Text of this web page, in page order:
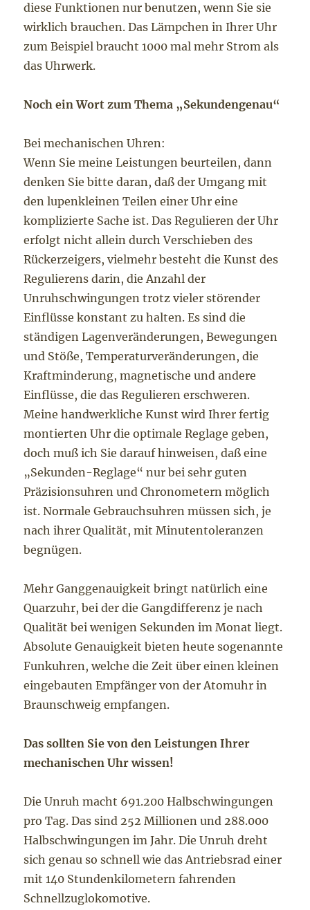
diese Funktionen nur benutzen, wenn Sie sie
wirklich brauchen. Das Lämpchen in Ihrer Uhr
zum Beispiel braucht 1000 mal mehr Strom als
das Uhrwerk.
Noch ein Wort zum Thema „Sekundengenau“
Bei mechanischen Uhren:
Wenn Sie meine Leistungen beurteilen, dann
denken Sie bitte daran, daß der Umgang mit
den lupenkleinen Teilen einer Uhr eine
komplizierte Sache ist. Das Regulieren der Uhr
erfolgt nicht allein durch Verschieben des
Rückerzeigers, vielmehr besteht die Kunst des
Regulierens darin, die Anzahl der
Unruhschwingungen trotz vieler störender
Einflüsse konstant zu halten. Es sind die
ständigen Lagenveränderungen, Bewegungen
und Stöße, Temperaturveränderungen, die
Kraftminderung, magnetische und andere
Einflüsse, die das Regulieren erschweren.
Meine handwerkliche Kunst wird Ihrer fertig
montierten Uhr die optimale Reglage geben,
doch muß ich Sie darauf hinweisen, daß eine
„Sekunden-Reglage“ nur bei sehr guten
Präzisionsuhren und Chronometern möglich
ist. Normale Gebrauchsuhren müssen sich, je
nach ihrer Qualität, mit Minutentoleranzen
begnügen.
Mehr Ganggenauigkeit bringt natürlich eine
Quarzuhr, bei der die Gangdifferenz je nach
Qualität bei wenigen Sekunden im Monat liegt.
Absolute Genauigkeit bieten heute sogenannte
Funkuhren, welche die Zeit über einen kleinen
eingebauten Empfänger von der Atomuhr in
Braunschweig empfangen.
Das sollten Sie von den Leistungen Ihrer
mechanischen Uhr wissen!
Die Unruh macht 691.200 Halbschwingungen
pro Tag. Das sind 252 Millionen und 288.000
Halbschwingungen im Jahr. Die Unruh dreht
sich genau so schnell wie das Antriebsrad einer
mit 140 Stundenkilometern fahrenden
Schnellzuglokomotive.